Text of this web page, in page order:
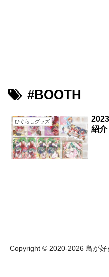
#BOOTH
ひぐらしグッズ
紹介
Copyright © 2020-2026 鳥が好